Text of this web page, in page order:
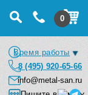
0
Время работы
8 (495) 920-65-66
info@metal-san.ru